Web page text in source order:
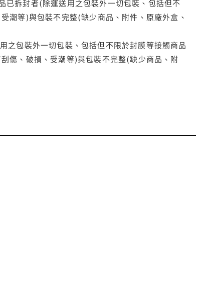
已拆封者(除運送用之包裝外一切包裝、包括但不
潮等)與包裝不完整(缺少商品、附件、原廠外盒、
之包裝外一切包裝、包括但不限於封膜等接觸商品
傷、破損、受潮等)與包裝不完整(缺少商品、附